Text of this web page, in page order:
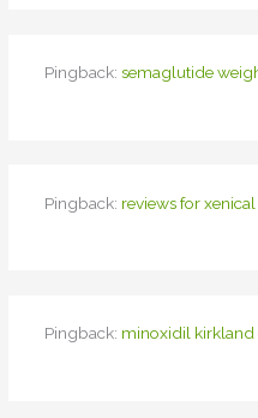
Pingback: semaglutide
Pingback: reviews for xenical
Pingback: minoxidil kirkland